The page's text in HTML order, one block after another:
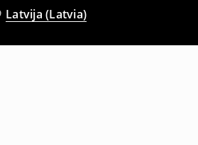
Latvija (Latvia)